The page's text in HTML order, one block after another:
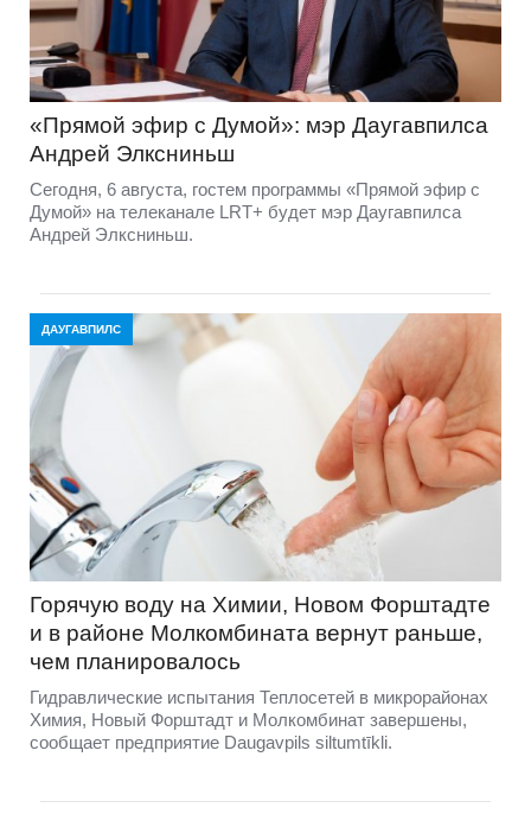
«Прямой эфир с Думой»: мэр Даугавпилса
Андрей Элксниньш
Сегодня, 6 августа, гостем программы «Прямой эфир с
Думой» на телеканале LRT+ будет мэр Даугавпилса
Андрей Элксниньш.
ДАУГАВПИЛС
Горячую воду на Химии, Новом Форштадте
и в районе Молкомбината вернут раньше,
чем планировалось
Гидравлические испытания Теплосетей в микрорайонах
Химия, Новый Форштадт и Молкомбинат завершены,
сообщает предприятие Daugavpils siltumtīkli.